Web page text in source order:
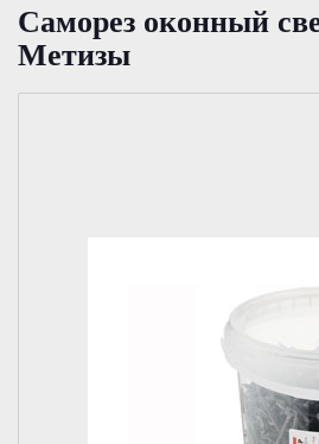
Саморез оконный
Метизы